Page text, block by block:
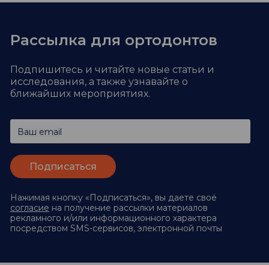
Рассылка для ортодонтов
Подпишитесь и читайте новые статьи и
исследования, а также узнавайте о
ближайших мероприятиях.
Ваш email
Нажимая кнопку «Подписаться», вы даете своё
согласие на получение рассылки материалов
рекламного и/или информационного характера
посредством SMS-сервисов, электронной почты